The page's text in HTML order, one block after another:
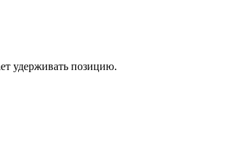
удерживать позицию.